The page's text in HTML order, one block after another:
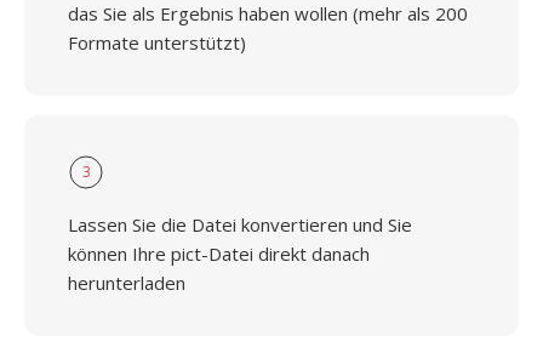
das Sie als Ergebnis haben wollen (mehr als 200
Formate unterstützt)
3
Lassen Sie die Datei konvertieren und Sie
können Ihre pict-Datei direkt danach
herunterladen